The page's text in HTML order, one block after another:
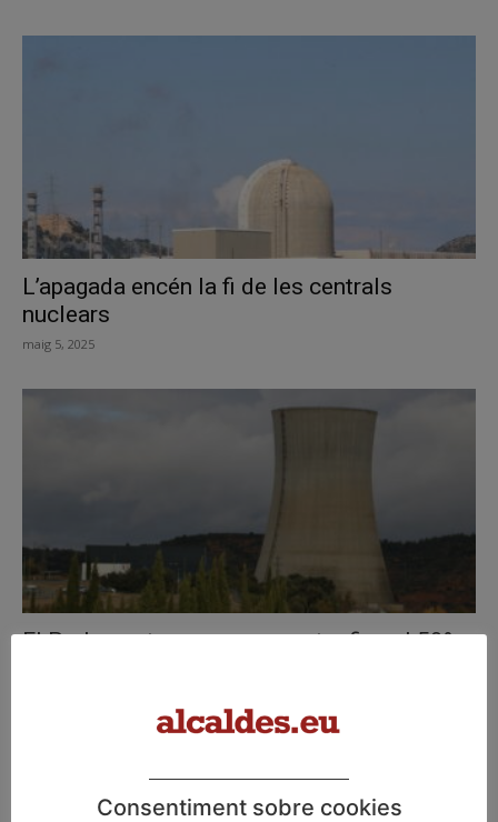
L’apagada encén la fi de les centrals
nuclears
maig 5, 2025
El Parlament aprova augmentar fins al 50%
Consentiment sobre cookies